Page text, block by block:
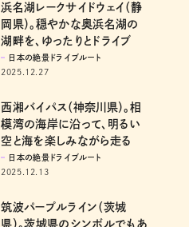
浜名湖レークサイドウェイ（静
岡県）。穏やかな奥浜名湖の
湖畔を、ゆったりとドライブ
日本の絶景ドライブルート
2025.12.27
西湘バイパス（神奈川県）。相
模湾の海岸に沿って、明るい
空と海を楽しみながら走る
日本の絶景ドライブルート
2025.12.13
筑波パープルライン（茨城
県）。茨城県のシンボルでもあ